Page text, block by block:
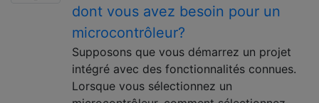
dont vous avez besoin pour un
microcontrôleur?
Supposons que vous démarrez un projet
intégré avec des fonctionnalités connues.
Lorsque vous sélectionnez un